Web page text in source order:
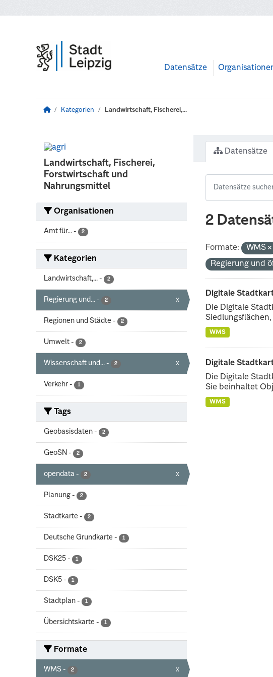
Datensätze
Kategorien Landwirtschaft, Fischerei,...
Landwirtschaft, Fischerei,
Forstwirtschaft und
Nahrungsmittel
Organisationen
Amt für... - 2
Kategorien
Landwirtschaft,... - 2
Regierung und... - 2 x
Regionen und Städte - 2
Umwelt - 2
Wissenschaft und... - 2 x
Verkehr - 1
Tags
Geobasisdaten - 2
GeoSN - 2
opendata - 2 x
Planung - 2
Stadtkarte - 2
Deutsche Grundkarte - 1
DSK25 - 1
DSK5 - 1
Stadtplan - 1
Übersichtskarte - 1
Formate
WMS - 2 x
Datensätze
2
Formate: WMS
Regierung und
Digitale
Die Digitale
WMS
Digitale
Die Digitale
Sie beinhaltet
WMS